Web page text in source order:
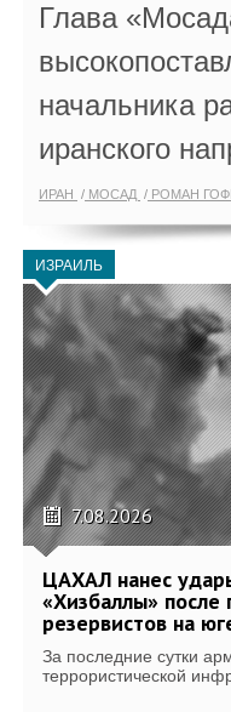
Глава
начальника
иранского
ИРАН МОСАД РОМАН
ИЗРАИЛЬ
7.08.2026
ЦАХАЛ нанес
«Хизбаллы» после
резервистов на
За последние сутки
террористической